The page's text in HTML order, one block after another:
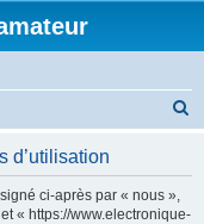
d’utilisation
ci-après par « nous »,
« https://www.electronique-